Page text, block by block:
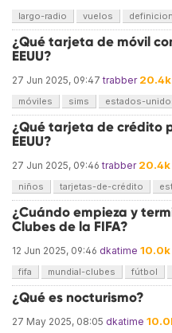
largo-radio vuelos
¿Qué tarjeta de móvil
EEUU?
27 Jun 2025, 09:47 trabber 20.4k
móviles sims estados-
¿Qué tarjeta de crédito
EEUU?
27 Jun 2025, 09:46 trabber 20.4k
niños tarjetas-de-crédito
¿Cuándo empieza y
Clubes de la FIFA?
12 Jun 2025, 09:46 dkatime 10.0k
fifa mundial-clubes fútbol
¿Qué es nocturismo?
27 May 2025, 08:05 dkatime